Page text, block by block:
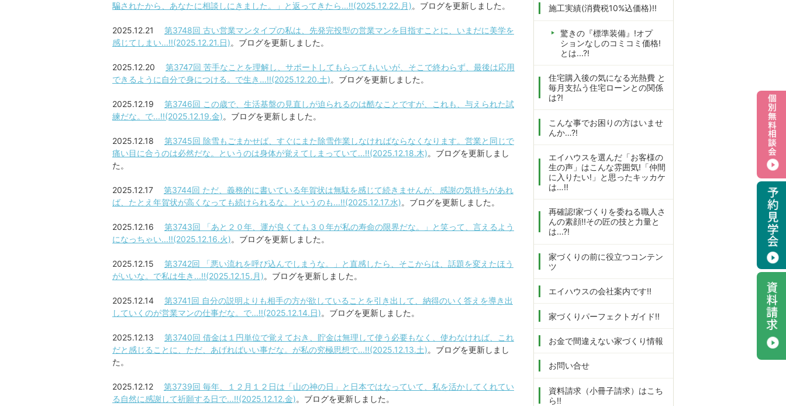
騙されたから、あなたに相談しにきました。」と返ってきたら...!!(2025.12.22.月)。ブログを更新しました。
2025.12.21 第3748回 古い営業マンタイプの私は、先発完投型の営業マンを目指すことに、いまだに美学を
感じてしまい...!!(2025.12.21.日)。ブログを更新しました。
2025.12.20 第3747回 苦手なことを理解し、サポートしてもらってもいいが、そこで終わらず、最後は応用
できるように自分で身につける。で生き...!!(2025.12.20.土)。ブログを更新しました。
2025.12.19 第3746回 この歳で、生活基盤の見直しが迫られるのは酷なことですが、これも、与えられた試
練だな。で...!!(2025.12.19.金)。ブログを更新しました。
2025.12.18 第3745回 除雪もごまかせば、すぐにまた除雪作業しなければならなくなります。営業と同じで
痛い目に合うのは必然だな。というのは身体が覚えてしまっていて...!!(2025.12.18.木)。ブログを更新しまし
た。
2025.12.17 第3744回 ただ、義務的に書いている年賀状は無駄を感じて続きませんが、感謝の気持ちがあれ
ば、たとえ年賀状が高くなっても続けられるな。というのも...!!(2025.12.17.水)。ブログを更新しました。
2025.12.16 第3743回 「あと２０年、運が良くても３０年が私の寿命の限界だな。」と笑って、言えるよう
になっちゃい...!!(2025.12.16.火)。ブログを更新しました。
2025.12.15 第3742回 「悪い流れを呼び込んでしまうな。」と直感したら、そこからは、話題を変えたほう
がいいな。で私は生き...!!(2025.12.15.月)。ブログを更新しました。
2025.12.14 第3741回 自分の説明よりも相手の方が欲していることを引き出して、納得のいく答えを導き出
していくのが営業マンの仕事だな。で...!!(2025.12.14.日)。ブログを更新しました。
2025.12.13 第3740回 借金は１円単位で覚えておき、貯金は無理して使う必要もなく、使わなければ、これ
だと感じることに、ただ、あげればいい事だな。が私の究極思想で...!!(2025.12.13.土)。ブログを更新しまし
た。
2025.12.12 第3739回 毎年、１２月１２日は「山の神の日」と日本ではなっていて、私を活かしてくれてい
る自然に感謝して祈願する日で...!!(2025.12.12.金)。ブログを更新しました。
施工実績(消費税10%込価格)!!
驚きの『標準装備』!オプ
ションなしのコミコミ価格!
とは...?!
住宅購入後の気になる光熱費 と
毎月支払う住宅ローンとの関係
は?!
こんな事でお困りの方はいませ
んか…?!
エイハウスを選んだ「お客様の
生の声」はこんな雰囲気!「仲間
に入りたい!」と思ったキッカケ
は…!!
再確認!家づくりを委ねる職人さ
んの素顔!!その匠の技と力量と
は...?!
家づくりの前に役立つコンテン
ツ
エイハウスの会社案内です!!
家づくりパーフェクトガイド!!
お金で間違えない家づくり情報
お問い合せ
資料請求（小冊子請求）はこち
ら!!